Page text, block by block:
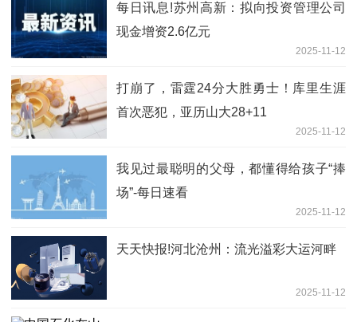
每日讯息!苏州高新：拟向投资管理公司
现金增资2.6亿元
2025-11-12
打崩了，雷霆24分大胜勇士！库里生涯
首次恶犯，亚历山大28+11
2025-11-12
我见过最聪明的父母，都懂得给孩子“捧
场”-每日速看
2025-11-12
天天快报!河北沧州：流光溢彩大运河畔
2025-11-12